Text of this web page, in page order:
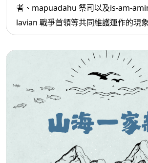
者、mapuadahu 祭司以及is-am-
lavian 戰爭首領等共同維護運作的現